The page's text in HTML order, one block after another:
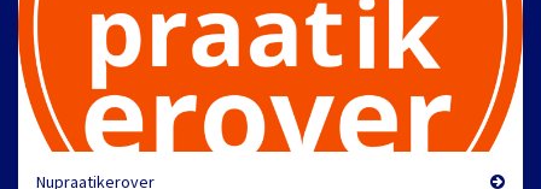
Nupraatikerover